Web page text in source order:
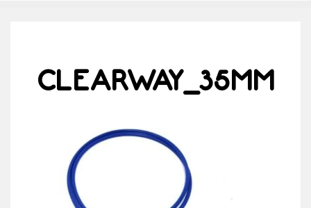
CLEARWAY_35MM